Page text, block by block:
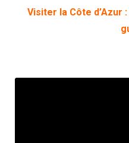
Visiter la Côte d’Azur